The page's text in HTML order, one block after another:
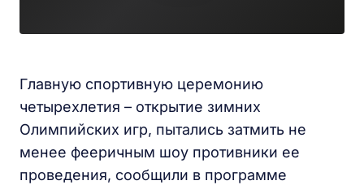
Главную спортивную церемонию
четырехлетия – открытие зимних
Олимпийских игр, пытались затмить не
менее фееричным шоу противники ее
проведения, сообщили в программе